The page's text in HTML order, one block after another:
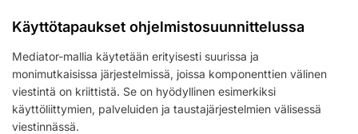
Käyttötapaukset ohjelmistosuunnittelussa
Mediator-mallia käytetään erityisesti suurissa ja
monimutkaisissa järjestelmissä, joissa komponenttien välinen
viestintä on kriittistä. Se on hyödyllinen esimerkiksi
käyttöliittymien, palveluiden ja taustajärjestelmien välisessä
viestinnässä.